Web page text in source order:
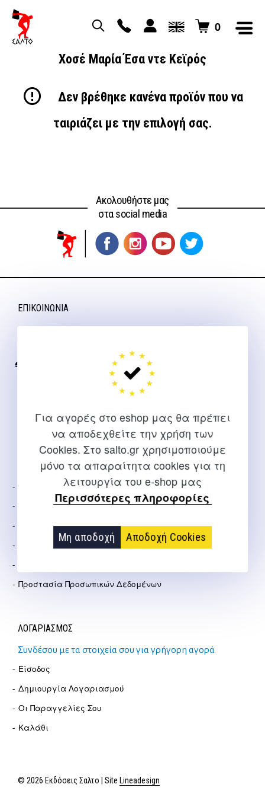
Για αγορές στο eshop μας θα πρέπει
να αποδεχθείτε την χρήση των
Cookies. Στο salto.gr χρησιμοποιούμε
μόνο τα απαραίτητα cookies για τη
λειτουργία του e-shop μας
Περισσότερες πληροφορίες
Μη αποδοχή Αποδοχή Cookies
0
Χοσέ Μαρία Έσα ντε Κεϊρός
Δεν βρέθηκε κανένα προϊόν που να
ταιριάζει με την επιλογή σας.
Ακολουθήστε μας
στα social media
ΕΠΙΚΟΙΝΩΝΊΑ
Αγγελάκη 21, Θεσσαλονίκη
ΕΤΑΙΡΕΊΑ
Σχετικά Με Εμάς
Τρόποι Αποστολής
Τρόποι Πληρωμής
Πολιτική Επιστροφών
Προστασία Προσωπικών Δεδομένων
ΛΟΓΑΡΙΑΣΜΟΣ
Συνδέσου με τα στοιχεία σου για γρήγορη αγορά
Είσοδος
Δημιουργία Λογαριασμού
Οι Παραγγελίες Σου
Καλάθι
© 2026 Εκδόσεις Σαλτο | Site Lineadesign